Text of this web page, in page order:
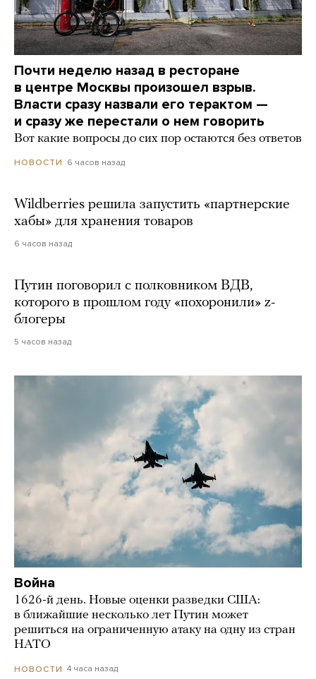
Почти неделю назад в ресторане
в центре Москвы произошел взрыв.
Власти сразу назвали его терактом —
и сразу же перестали о нем говорить
Вот какие вопросы до сих пор остаются без ответов
НОВОСТИ 6 часов назад
Wildberries решила запустить «партнерские
хабы» для хранения товаров
6 часов назад
Путин поговорил с полковником ВДВ,
которого в прошлом году «похоронили» z-
блогеры
5 часов назад
Война
1626-й день. Новые оценки разведки США:
в ближайшие несколько лет Путин может
решиться на ограниченную атаку на одну из стран
НАТО
НОВОСТИ 4 часа назад